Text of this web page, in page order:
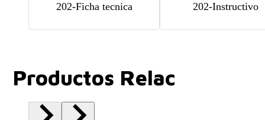
202-Ficha tecnica 202-Instructivo
Productos Relacionados